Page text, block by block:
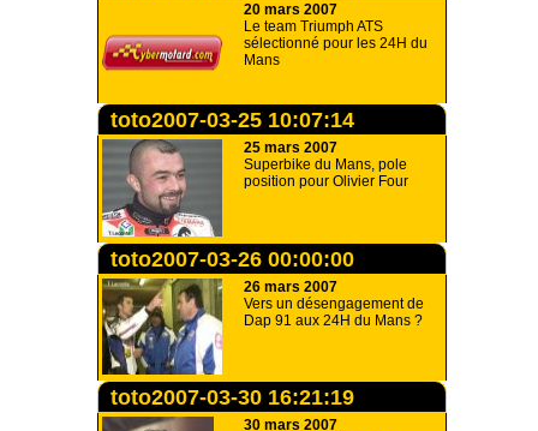
20 mars 2007
Le team Triumph ATS
sélectionné pour les 24H du
Mans
toto2007-03-25 10:07:14
25 mars 2007
Superbike du Mans, pole
position pour Olivier Four
toto2007-03-26 00:00:00
26 mars 2007
Vers un désengagement de
Dap 91 aux 24H du Mans ?
toto2007-03-30 16:21:19
30 mars 2007